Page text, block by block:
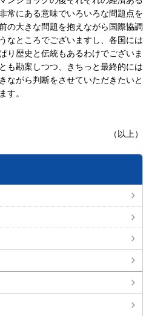
常にある意味でいろいろな問題点を
の大きな問題を抱えながら国際協調
なところでございますし、各国には
り歴史と伝統もあるわけでございま
も勘案しつつ、きちっと最終的には
ながら判断をさせていただきたいと
す。
（以上）